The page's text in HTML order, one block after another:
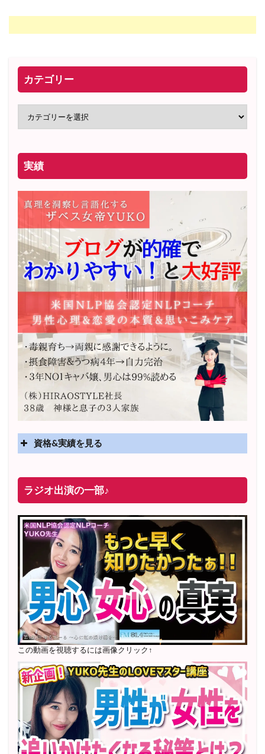
自分に感謝を伝えましたｗ）
これからセルフワークに取り組み思い込みを緩め、男性に頼って
甘えて愛される女性になりたいと思います！（明るい未来しかな
いですね！）
いつもYUKOさんに送るメッセージは思いが溢れてしまい長文に
いだけ伝えさせてください。
今後ともよろしくお願いいたしま
す！
ありがとうございました！
こんなにシンプルに解決できるのかと感動した！(２７
歳・女性)
このセッションで私の中で恋愛だけでなく人生が変わったなと思
えるぐらいたくさんのことを気付かせていただき感謝の気持ちで
恋愛の在り方をYUKOさんが一緒に掘り下げてくださって、自分
との答えがすぐに出てきて、
何かあるたびに感情が乱れどうやって生きていけばよいのか分か
らず、漠然とした不安を持ち続けていたのですが、自分の軸があ
て、とても楽になりました。
今まで自分の人生に不安しか感じなかったのに、YUKOさんとお
話しした後は、
これからどうしていこうかとワクワクし、何があ
っても大丈夫だと希望でいっぱいです！冒頭にも書きましたが
回のセッションを機に私の人生を変えていけるなと感じていま
す。
何か悩んだ時は自分の気持ちを掘り下げる、自分の軸に沿って選
択する、を実践していこうと思います。自分にどんな変化がある
のか楽しみです！また、色気についても惜しみなく教えていただ
いてありがとうございました。教えてくれたことをもとに井川遥
さんやYUKOさんのような色気がにじみでる女性を目指して頑張
ります♪
また次のステップで悩んだ際はご相談させてください！この度は
ありがとうございました。
カテゴリー
実績
資格&実績を見る
2025年4月〜 altruismコミュニティ×講座オンラインサ
2025年5月〜 FMラジオ79.9「LOVEマスター講座」準
レギュラー出演中！
2023年12月〜 FM81.4ラジオFMハイホー「LOVEマス
ター講座」準レギュラー出演中！
〜2025年5月 個別セッション相談実績 1500名越え
2022年6月〜24年7月 自己肯定感を高めるメールレッス
ン1000名以上参加
〜2024年7月 恋愛テキスト動画セット販売実績
2022年7月〜12月 グループセッション開始 限定10名
様随時満席
ラジオ出演の一部♪
この動画を視聴するには画像クリック↑